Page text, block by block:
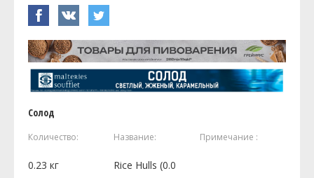
Солод
Количество: Название: Примечание :
0.23 кг
Rice Hulls (0.0